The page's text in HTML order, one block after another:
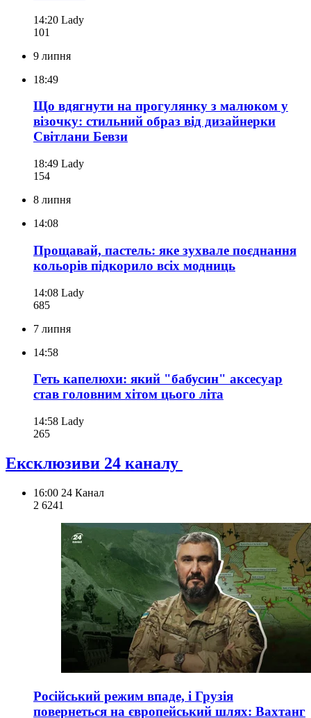
14:20 Lady
101
9 липня
18:49
Що вдягнути на прогулянку з малюком у
візочку: стильний образ від дизайнерки
Світлани Бевзи
18:49 Lady
154
8 липня
14:08
Прощавай, пастель: яке зухвале поєднання
кольорів підкорило всіх модниць
14:08 Lady
685
7 липня
14:58
Геть капелюхи: який "бабусин" аксесуар
став головним хітом цього літа
14:58 Lady
265
Ексклюзиви 24 каналу
16:00 24 Канал
2 6241
Російський режим впаде, і Грузія
повернеться на європейський шлях: Вахтанг